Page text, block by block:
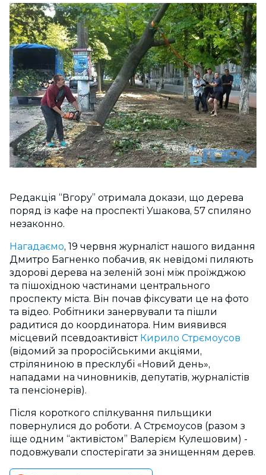
Редакція “Вгору” отримала докази, що дерева
поряд із кафе на проспекті Ушакова, 57 спиляно
незаконно.
Нагадаємо, 19 червня журналіст нашого видання
Дмитро Багненко побачив, як невідомі пиляють
здорові дерева на зеленій зоні між проїжджою
та пішохідною частинами центрального
проспекту міста. Він почав фіксувати це на фото
та відео. Робітники занервували та пішли
радитися до координатора. Ним виявився
місцевий псевдоактивістКирило Стрємоусов
(відомий за проросійськими акціями,
стріляниною в пресклубі «Новий день»,
нападами на чиновників, депутатів, журналістів
та пенсіонерів).
Після короткого спілкування пильщики
повернулися до роботи. А Стрємоусов (разом з
іще одним “активістом” Валерієм Кулешовим) -
подовжували спостерігати за знищенням дерев.